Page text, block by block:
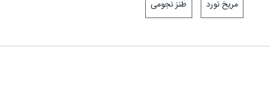
مریخ نورد طنز نجومی